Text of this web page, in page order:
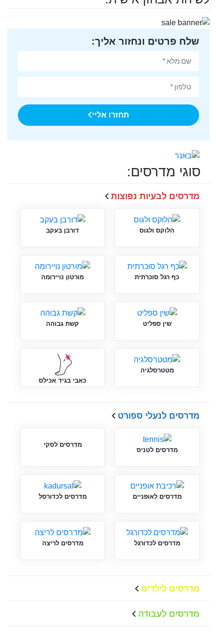
סוגי מדרסים:
מדרסים לבעיות נפוצות
הלוקס ולגוס דורבן בעקב
כף רגל סוכרתית מורטון נויירומה
שין ספליט קשת גבוהה
מטטרסלגיה
כאבי בגיד אכילס
מדרסים לנעלי ספורט
מדרסים לטניס
מדרסים לסקי
מדרסים לאופניים מדרסים לכדורסל
מדרסים לכדורגל מדרסים לריצה
מדרסים לילדים
מדרסים לעבודה
שלח פרטים ונחזור אליך:
תחזרו אליי